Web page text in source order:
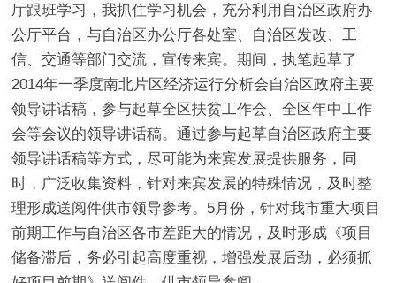
厅跟班学习，我抓住学习机会，充分利用自治区政府办
公厅平台，与自治区办公厅各处室、自治区发改、工
信、交通等部门交流，宣传来宾。期间，执笔起草了
2014年一季度南北片区经济运行分析会自治区政府主要
领导讲话稿，参与起草全区扶贫工作会、全区年中工作
会等会议的领导讲话稿。通过参与起草自治区政府主要
领导讲话稿等方式，尽可能为来宾发展提供服务，同
时，广泛收集资料，针对来宾发展的特殊情况，及时整
理形成送阅件供市领导参考。 5月份，针对我市重大项目
前期工作与自治区各市差距大的情况，及时形成《项目
储备滞后，务必引起高度重视，增强发展后劲，必须抓